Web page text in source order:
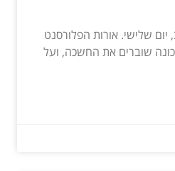
שלישי. אורות הפלורסנט
שוברים את החשכה, ועל